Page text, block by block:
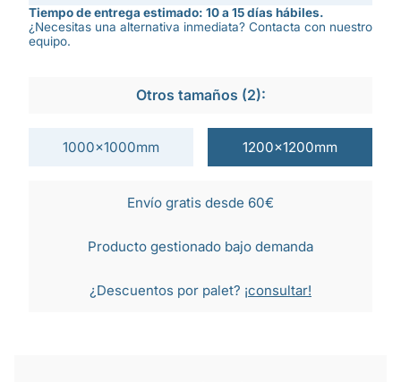
Tiempo de entrega estimado: 10 a 15 días hábiles.
¿Necesitas una alternativa inmediata? Contacta con nuestro
equipo.
Otros tamaños (2):
1000x1000mm 1200x1200mm
Envío gratis desde 60€
Producto gestionado bajo demanda
¿Descuentos por palet? ¡consultar!